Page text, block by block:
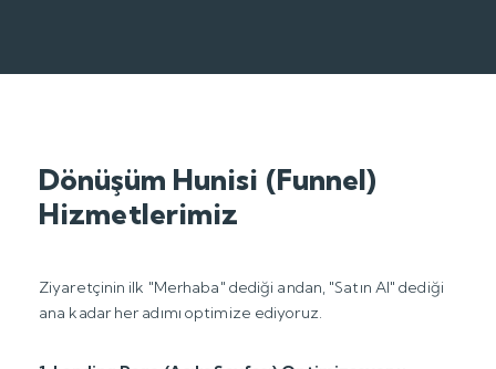
Dönüşüm Hunisi (Funnel)
Hizmetlerimiz
Ziyaretçinin ilk "Merhaba" dediği andan, "Satın Al" dediği
ana kadar her adımı optimize ediyoruz.